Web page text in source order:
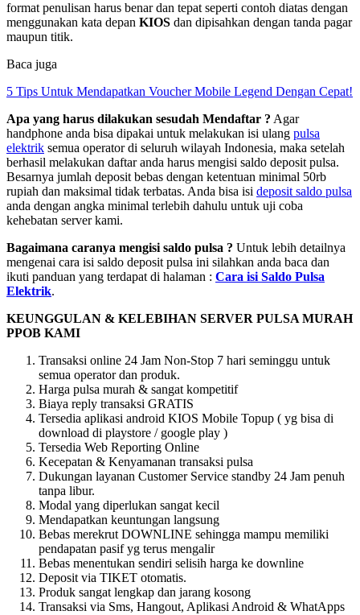
format penulisan harus benar dan tepat seperti contoh diatas dengan
menggunakan kata depan KIOS dan dipisahkan dengan tanda pagar
maupun titik.
Baca juga
5 Tips Untuk Mendapatkan Voucher Mobile Legend Dengan Cepat!
Apa yang harus dilakukan sesudah Mendaftar ? Agar
handphone anda bisa dipakai untuk melakukan isi ulang pulsa
elektrik semua operator di seluruh wilayah Indonesia, maka setelah
berhasil melakukan daftar anda harus mengisi saldo deposit pulsa.
Besarnya jumlah deposit bebas dengan ketentuan minimal 50rb
rupiah dan maksimal tidak terbatas. Anda bisa isi deposit saldo pulsa
anda dengan angka minimal terlebih dahulu untuk uji coba
kehebatan server kami.
Bagaimana caranya mengisi saldo pulsa ? Untuk lebih detailnya
mengenai cara isi saldo deposit pulsa ini silahkan anda baca dan
ikuti panduan yang terdapat di halaman : Cara isi Saldo Pulsa
Elektrik.
KEUNGGULAN & KELEBIHAN SERVER PULSA MURAH
PPOB KAMI
Transaksi online 24 Jam Non-Stop 7 hari seminggu untuk
semua operator dan produk.
Harga pulsa murah & sangat kompetitif
Biaya reply transaksi GRATIS
Tersedia aplikasi android KIOS Mobile Topup ( yg bisa di
download di playstore / google play )
Tersedia Web Reporting Online
Kecepatan & Kenyamanan transaksi pulsa
Dukungan layanan Customer Service standby 24 Jam penuh
tanpa libur.
Modal yang diperlukan sangat kecil
Mendapatkan keuntungan langsung
Bebas merekrut DOWNLINE sehingga mampu memiliki
pendapatan pasif yg terus mengalir
Bebas menentukan sendiri selisih harga ke downline
Deposit via TIKET otomatis.
Produk sangat lengkap dan jarang kosong
Transaksi via Sms, Hangout, Aplikasi Android & WhatApps